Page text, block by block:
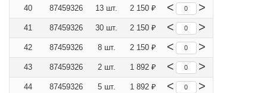
40 87459326 13 шт. 2 150 ₽ < >
41 87459326 30 шт. 2 150 ₽ < >
42 87459326 8 шт. 2 150 ₽ < >
43 87459326 2 шт. 1 892 ₽ < >
44 87459326 5 шт. 1 892 ₽ < >